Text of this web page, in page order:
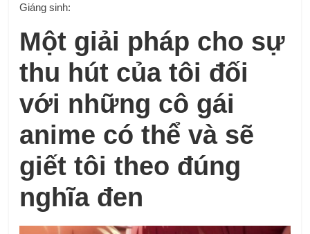
Giáng sinh:
Một giải pháp cho sự
thu hút của tôi đối
với những cô gái
anime có thể và sẽ
giết tôi theo đúng
nghĩa đen